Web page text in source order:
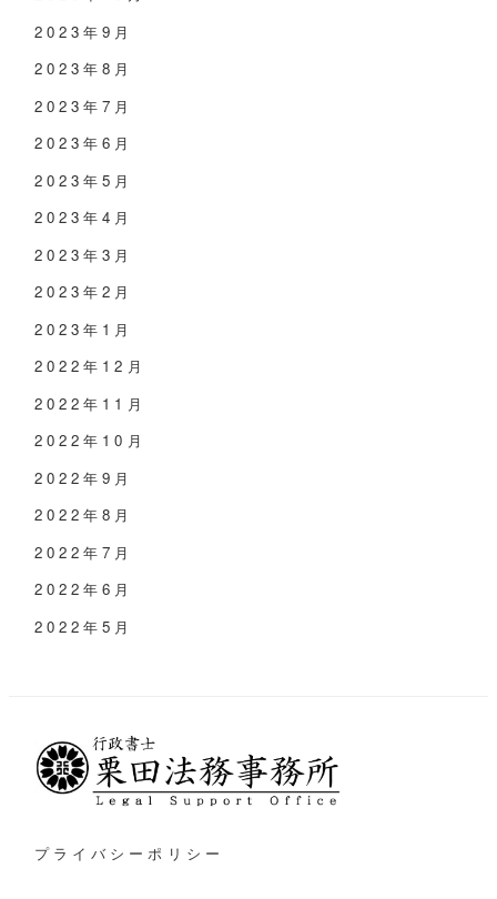
2023年9月
2023年8月
2023年7月
2023年6月
2023年5月
2023年4月
2023年3月
2023年2月
2023年1月
2022年12月
2022年11月
2022年10月
2022年9月
2022年8月
2022年7月
2022年6月
2022年5月
プライバシーポリシー